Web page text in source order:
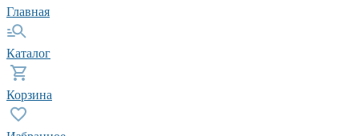
Главная
Каталог
Корзина